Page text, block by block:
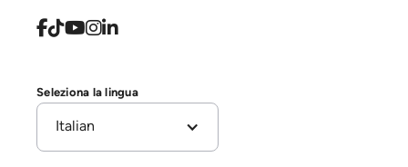

Seleziona la lingua
Italian